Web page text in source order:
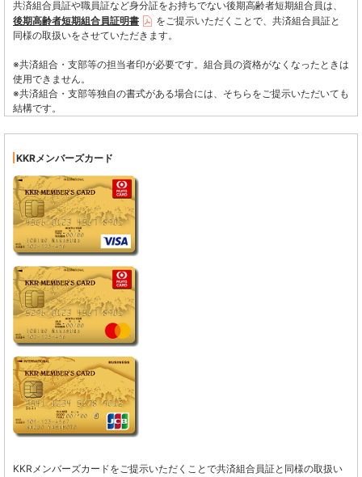
共済組合員証や職員証など身分証をお持ちでない後期高齢者短期組合員は、
後期高齢者短期組合員証明書
をご提示いただくことで、共済組合員証と
同様の取扱いをさせていただきます。
※共済組合・支部等の担当者印が必要です。組合員の資格がなくなったときは
使用できません。
※共済組合・支部等独自の書式がある場合には、そちらをご提示いただいても
結構です。
KKRメンバーズカード
KKRメンバーズカードをご提示いただくことで共済組合員証と同様の取扱い